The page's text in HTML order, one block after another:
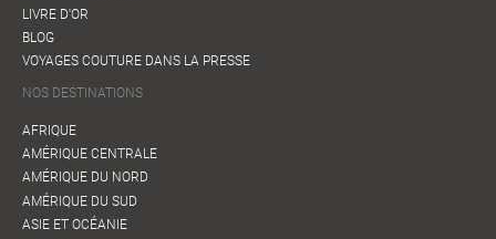
LIVRE D'OR
BLOG
VOYAGES COUTURE DANS LA PRESSE
NOS DESTINATIONS
AFRIQUE
AMÉRIQUE CENTRALE
AMÉRIQUE DU NORD
AMÉRIQUE DU SUD
ASIE ET OCÉANIE